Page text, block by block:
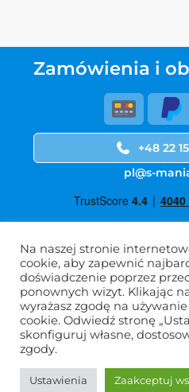
Zamówienia i
+48 22
pl@s-
Warunki
Polityka
Najczęściej
O
Na naszej stronie
cookie, aby zapewnić
doświadczenie poprzez
ponownych wizyt. Klikając
wyrażasz zgodę na
cookie. Odwiedź stronę
skonfiguruj własne,
zgody.
Ustawienia Zaakceptuj